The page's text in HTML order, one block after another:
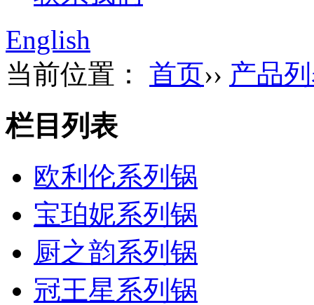
English
当前位置： 首页›› 产品
栏目列表
欧利伦系列锅
宝珀妮系列锅
厨之韵系列锅
冠王星系列锅